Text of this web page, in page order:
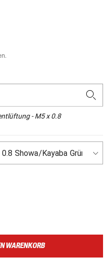
- M5 x 0.8
WARENKORB